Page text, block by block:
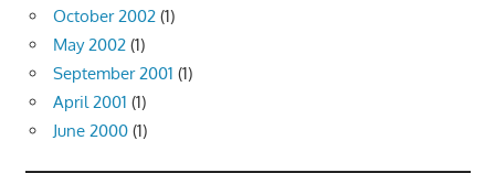
October 2002 (1)
May 2002 (1)
September 2001 (1)
April 2001 (1)
June 2000 (1)